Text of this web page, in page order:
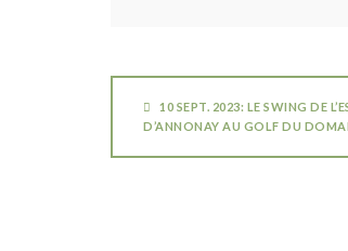
10 SEPT. 2023: LE SWING DE
D’ANNONAY AU GOLF DU